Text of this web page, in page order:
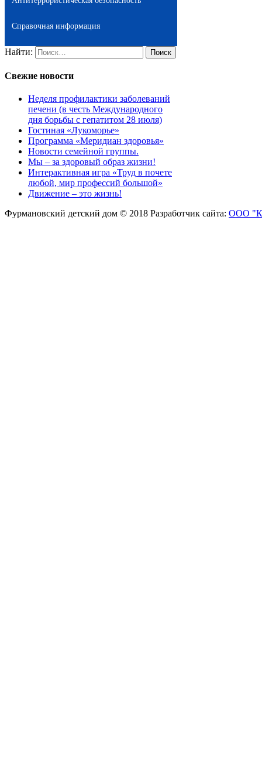
Справочная информация
Найти:
Свежие новости
Неделя профилактики заболеваний
печени (в честь Международного
дня борьбы с гепатитом 28 июля)
Гостиная «Лукоморье»
Программа «Меридиан здоровья»
Новости семейной группы.
Мы – за здоровый образ жизни!
Интерактивная игра «Труд в почете
любой, мир профессий большой»
Движение – это жизнь!
Фурмановский детский дом © 2018 Разработчик сайта: ООО